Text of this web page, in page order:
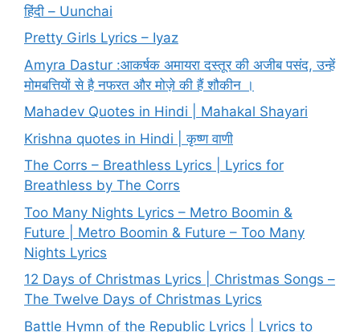
हिंदी – Uunchai
Pretty Girls Lyrics – Iyaz
Amyra Dastur :आकर्षक अमायरा दस्तूर की अजीब पसंद, उन्हें
मोमबत्तियों से है नफरत और मोज़े की हैं शौकीन ।
Mahadev Quotes in Hindi | Mahakal Shayari
Krishna quotes in Hindi | कृष्ण वाणी
The Corrs – Breathless Lyrics | Lyrics for
Breathless by The Corrs
Too Many Nights Lyrics – Metro Boomin &
Future | Metro Boomin & Future – Too Many
Nights Lyrics
12 Days of Christmas Lyrics | Christmas Songs –
The Twelve Days of Christmas Lyrics
Battle Hymn of the Republic Lyrics | Lyrics to